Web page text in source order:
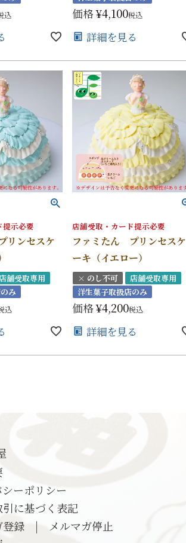
込 価格¥4,100税込
詳細を見る
提示必要
リンセスケ
舗受取専用
み
込
店舗受取・カード提示必要
ファミたん プリンセスケ
ーキ（イエロー）
× のし不可
店舗受取専用
洋生菓子取扱店のみ
価格¥4,200税込
詳細を見る
ーポリシー
に基づく表記
登録 |
メルマガ停止